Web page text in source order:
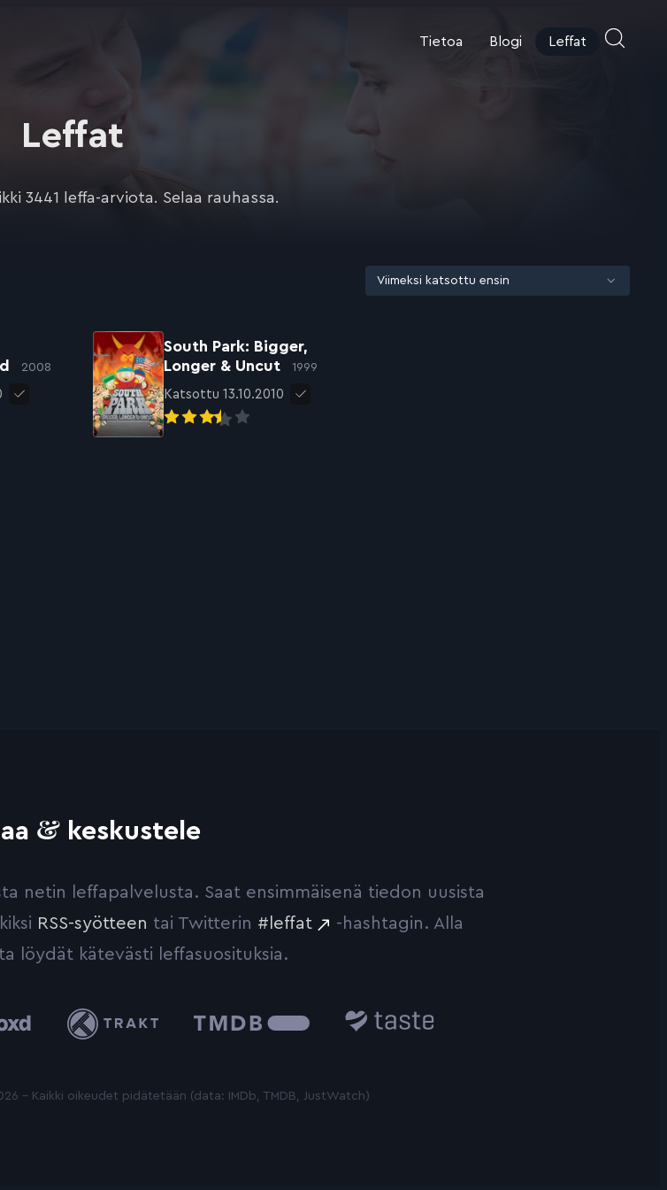
Tietoa Blogi Leffat
Leffat
3441 leffa-arviota. Selaa rauhassa.
2008
South Park: Bigger,
Longer & Uncut
1999
Katsottu 13.10.2010
& keskustele
netin leffapalvelusta. Saat ensimmäisenä tiedon uusista
RSS-syötteen tai Twitterin #leffat
-hashtagin. Alla
löydät kätevästi leffasuosituksia.
Trakt
Database
- Kaikki oikeudet pidätetään (data: IMDb, TMDB, JustWatch)